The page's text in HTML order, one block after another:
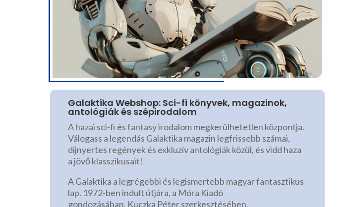
Galaktika Webshop: Sci-fi könyvek, magazinok,
antológiák és szépirodalom
A hazai sci-fi és fantasy irodalom megkerülhetetlen központja.
Válogass a legendás Galaktika magazin legfrissebb számai,
díjnyertes regények és exkluzív antológiák közül, és vidd haza
a jövő klasszikusait!
A Galaktika a legrégebbi és legismertebb magyar fantasztikus
lap. 1972-ben indult útjára, a Móra Kiadó
gondozásában, Kuczka Péter szerkesztésében.